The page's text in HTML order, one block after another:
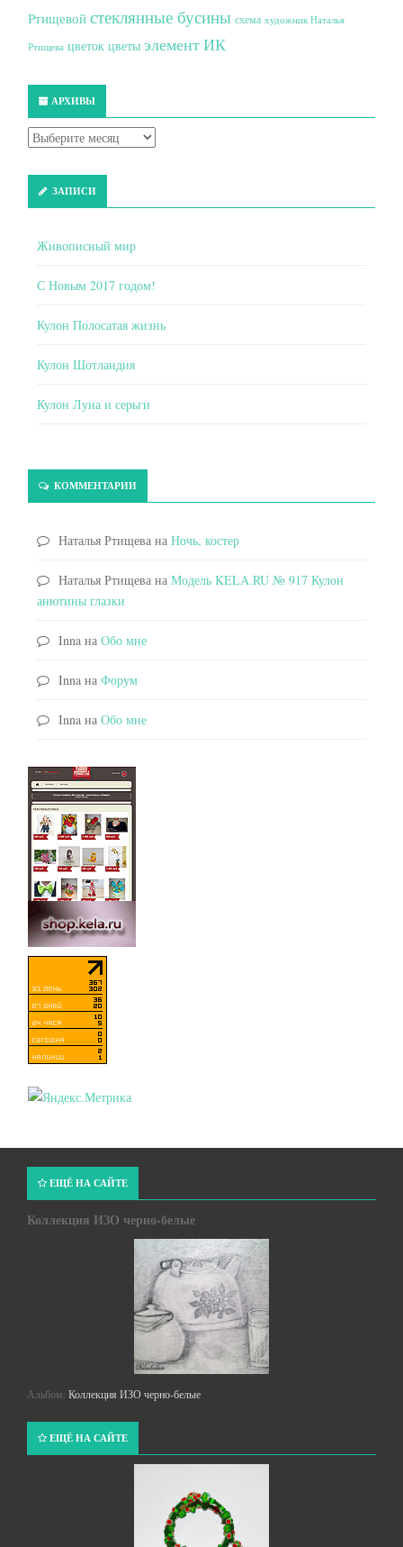
Ртищевой стеклянные бусины схема художник Наталья
Ртищева цветок цветы элемент ИК
АРХИВЫ
ЗАПИСИ
Живописный мир
С Новым 2017 годом!
Кулон Полосатая жизнь
Кулон Шотландия
Кулон Луна и серьги
КОММЕНТАРИИ
Наталья Ртищева на Ночь, костер
Наталья Ртищева на Модель KELA.RU № 917 Кулон
анютины глазки
Inna на Обо мне
Inna на Форум
Inna на Обо мне
ЕЩЁ НА САЙТЕ
Коллекция ИЗО черно-белые
Альбом: Коллекция ИЗО черно-белые
ЕЩЁ НА САЙТЕ